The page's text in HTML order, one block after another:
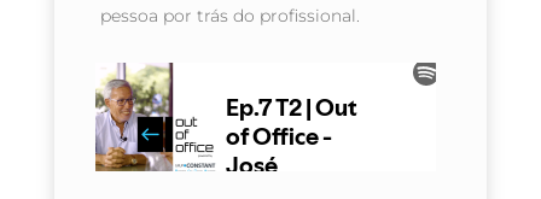
pessoa por trás do profissional.